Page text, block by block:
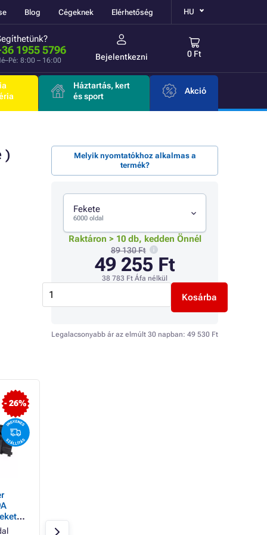
Blog Cégeknek Elérhetőség HU
1955 5796
8:00 – 16:00 Bejelentkezni 0 Ft
Háztartás, kert
és sport
Akció
)
Melyik nyomtatókhoz alkalmas a
termék?
Fekete
6000 oldal
Raktáron > 10 db, kedden Önnél
89 130 Ft
49 255 Ft
38 783 Ft Áfa nélkül
Kosárba
Legalacsonyabb ár az elmúlt 30 napban: 49 530 Ft
- 26%
)